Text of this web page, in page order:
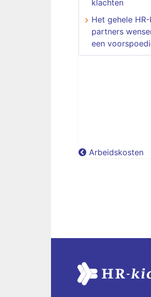
klachten
Het gehele
partners
een
Arbeidskosten